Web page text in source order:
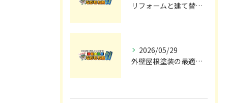
リフォームと建て替えの費用と注意点完全解説
2026/05/29
外壁屋根塗装の最適メンテナンス時期